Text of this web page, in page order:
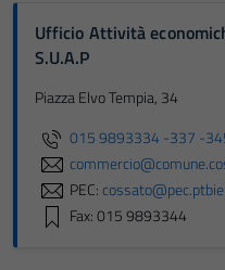
Ufficio Attività
S.U.A.P
Piazza Elvo Tempia, 34
015 9893334 -337 -
PEC:
Fax: 015 9893344